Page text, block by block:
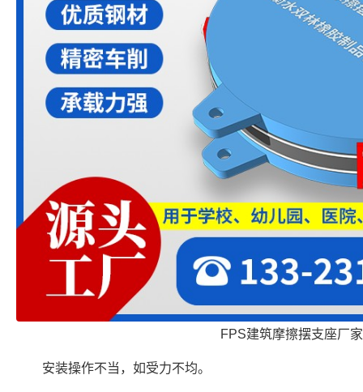
FPS建筑摩擦摆支座厂家
安装操作不当，如受力不均。